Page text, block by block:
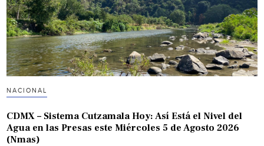
NACIONAL
CDMX – Sistema Cutzamala Hoy: Así Está el Nivel del
Agua en las Presas este Miércoles 5 de Agosto 2026
(Nmas)